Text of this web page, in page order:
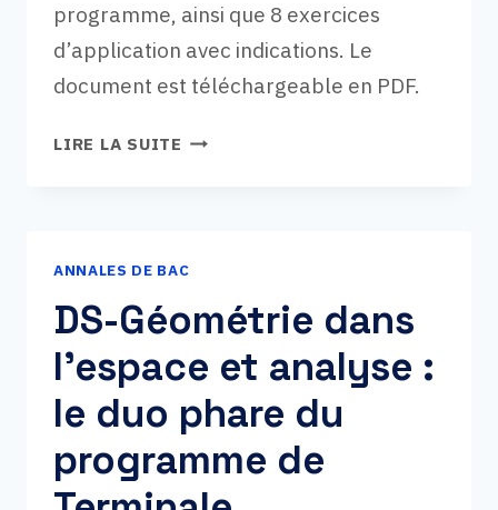
programme, ainsi que 8 exercices
d’application avec indications. Le
document est téléchargeable en PDF.
LIRE LA SUITE COURS
INDÉPENDANTES
LOI
BINOMIALE
ANNALES DE BAC
DS-Géométrie dans
l’espace et analyse :
le duo phare du
programme de